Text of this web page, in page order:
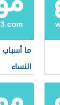
ما أسباب
النساء